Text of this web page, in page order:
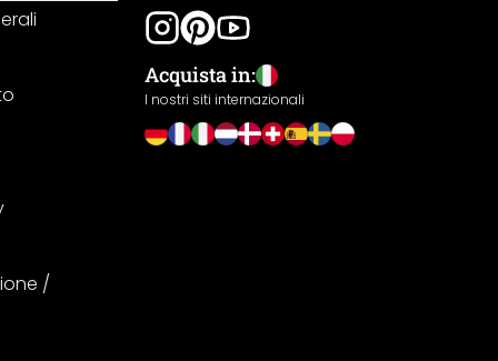
/
Acquista in:
I nostri siti internazionali